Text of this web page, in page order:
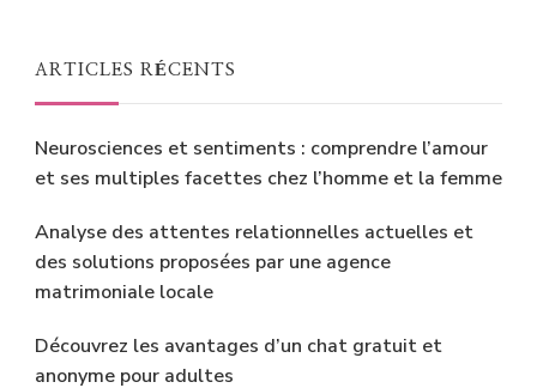
ARTICLES RÉCENTS
Neurosciences et sentiments : comprendre l’amour
et ses multiples facettes chez l’homme et la femme
Analyse des attentes relationnelles actuelles et
des solutions proposées par une agence
matrimoniale locale
Découvrez les avantages d’un chat gratuit et
anonyme pour adultes